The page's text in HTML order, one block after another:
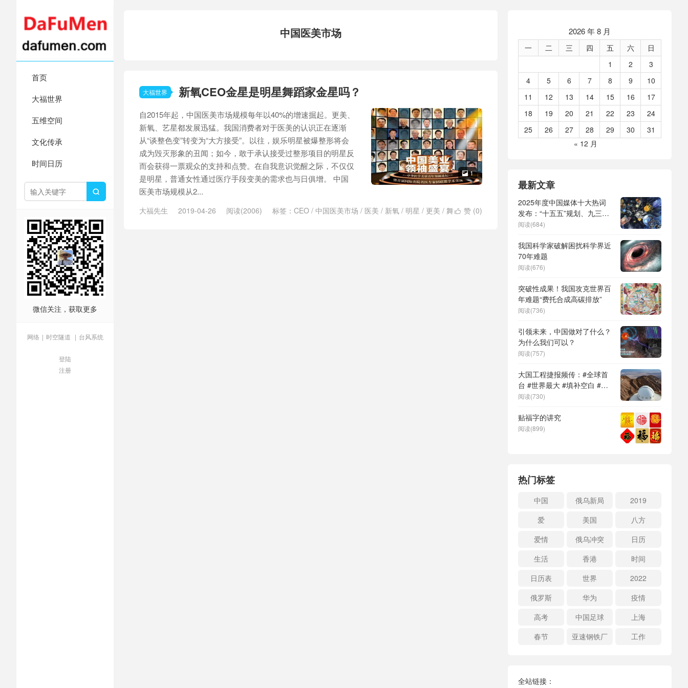
首页
大福世界
五维空间
文化传承
时间日历

微信关注，获取更多
网络 | 时空隧道 | 台风系统
登陆
注册
中国医美市场
大福世界 新氧CEO金星是明星舞蹈家金星吗？
 1
自2015年起，中国医美市场规模每年以40%的增速掘起。更美、
新氧、艺星都发展迅猛。我国消费者对于医美的认识正在逐渐
从“谈整色变”转变为“大方接受”。以往，娱乐明星被爆整形将会
成为毁灭形象的丑闻；如今，敢于承认接受过整形项目的明星反
而会获得一票观众的支持和点赞。在自我意识觉醒之际，不仅仅
是明星，普通女性通过医疗手段变美的需求也与日俱增。 中国
医美市场规模从2...
 赞 (0)
大福先生 2019-04-26 阅读(2006) 标签： CEO / 中国医美市场 / 医美 / 新氧 / 明星 / 更美 / 舞
2026 年 8 月
一 二 三 四 五 六
日
1
2
3
4
5 6 7 8 9
10
11
12 13 14 15 16
17
18
19 20 21 22 23
24
25
26 27 28 29 30
31
« 12 月
最新文章
2025年度中国媒体十大热词
发布：“十五五”规划、九三阅
兵、全球治理倡议、
形机器人、苏超、票根经济、
育儿补贴、科学素养、网络生
态治理
阅读(684)
我国科学家破解困扰科学界近
70年难题
阅读(676)
突破性成果！我国攻克世界百
年难题“费托合成高碳排放”
阅读(736)
引领未来，中国做对了什么？
为什么我们可以？
阅读(757)
大国工程捷报频传：#全球首
台 #世界最大 #填补空白 #突
破关键节点
阅读(730)
贴福字的讲究
阅读(899)
热门标签
中国 俄乌新局
2019
爱
美国
八方
爱情
俄乌冲突
日历
生活
香港
时间
日历表
世界
2022
俄罗斯
华为
疫情
高考
中国足球
上海
春节
亚速钢铁厂 工作
全站链接：